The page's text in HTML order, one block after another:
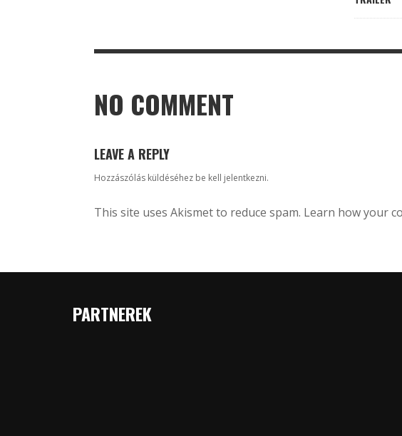
NO COMMENT
LEAVE A REPLY
Hozzászólás küldéséhez be kell jelentkezni.
This site uses Akismet to reduce spam. Learn how your
PARTNEREK